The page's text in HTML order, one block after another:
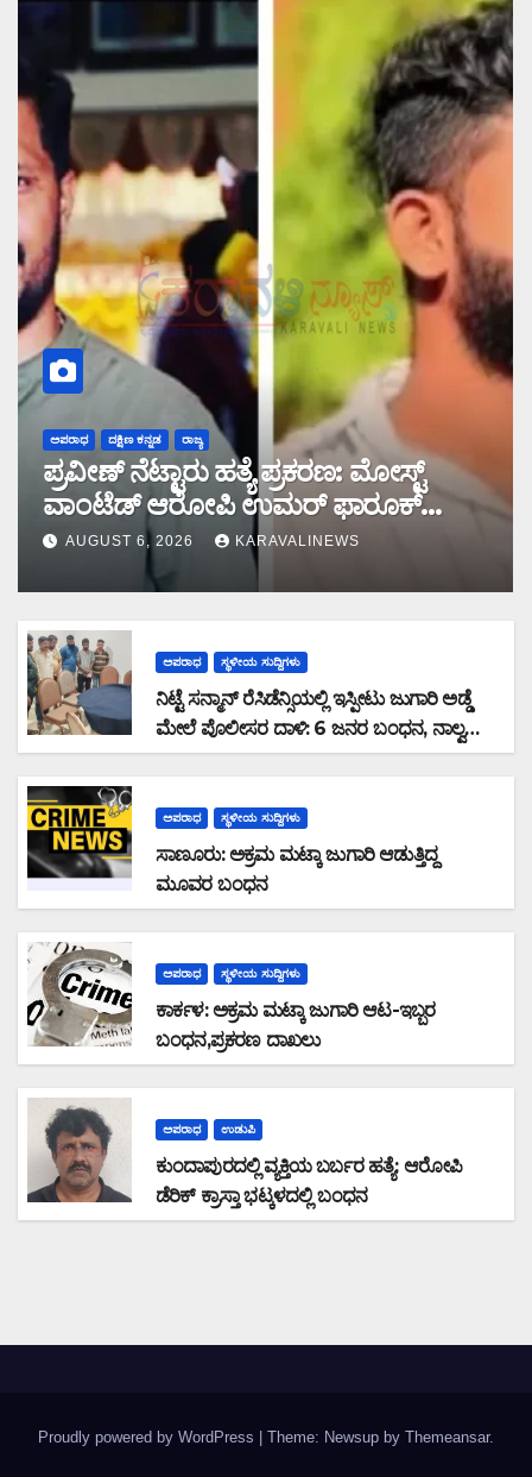
ಅಪರಾಧ ದಕ್ಷಿಣ ಕನ್ನಡ ರಾಜ್ಯ
ಪ್ರವೀಣ್ ನೆಟ್ಟಾರು ಹತ್ಯೆ ಪ್ರಕರಣ: ಮೋಸ್ಟ್
ವಾಂಟೆಡ್ ಆರೋಪಿ ಉಮರ್ ಫಾರೂಕ್
ಕೊಚ್ಚಿಯಲ್ಲಿ ಎನ್‌ಐಎ ವಶಕ್ಕೆ
AUGUST 6, 2026 KARAVALINEWS
ಅಪರಾಧ ಸ್ಥಳೀಯ ಸುದ್ದಿಗಳು
ನಿಟ್ಟೆ ಸನ್ಮಾನ್ ರೆಸಿಡೆನ್ಸಿಯಲ್ಲಿ ಇಸ್ಪೀಟು ಜುಗಾರಿ ಅಡ್ಡೆ
ಮೇಲೆ ಪೊಲೀಸರ ದಾಳಿ: 6 ಜನರ ಬಂಧನ, ನಾಲ್ವರು
ಪರಾರಿ: ನಗದು ಹಾಗೂ ಮೊಬೈಲ್ ವಶ
ಅಪರಾಧ ಸ್ಥಳೀಯ ಸುದ್ದಿಗಳು
ಸಾಣೂರು: ಅಕ್ರಮ ಮಟ್ಕಾ ಜುಗಾರಿ ಆಡುತ್ತಿದ್ದ
ಮೂವರ ಬಂಧನ
ಅಪರಾಧ ಸ್ಥಳೀಯ ಸುದ್ದಿಗಳು
ಕಾರ್ಕಳ: ಅಕ್ರಮ ಮಟ್ಕಾ ಜುಗಾರಿ ಆಟ-ಇಬ್ಬರ
ಬಂಧನ,ಪ್ರಕರಣ ದಾಖಲು
ಅಪರಾಧ ಉಡುಪಿ
ಕುಂದಾಪುರದಲ್ಲಿ ವ್ಯಕ್ತಿಯ ಬರ್ಬರ ಹತ್ಯೆ: ಆರೋಪಿ
ಡೆರಿಕ್ ಕ್ರಾಸ್ತಾ ಭಟ್ಕಳದಲ್ಲಿ ಬಂಧನ
Proudly powered by WordPress Theme: Newsup by Themeansar.